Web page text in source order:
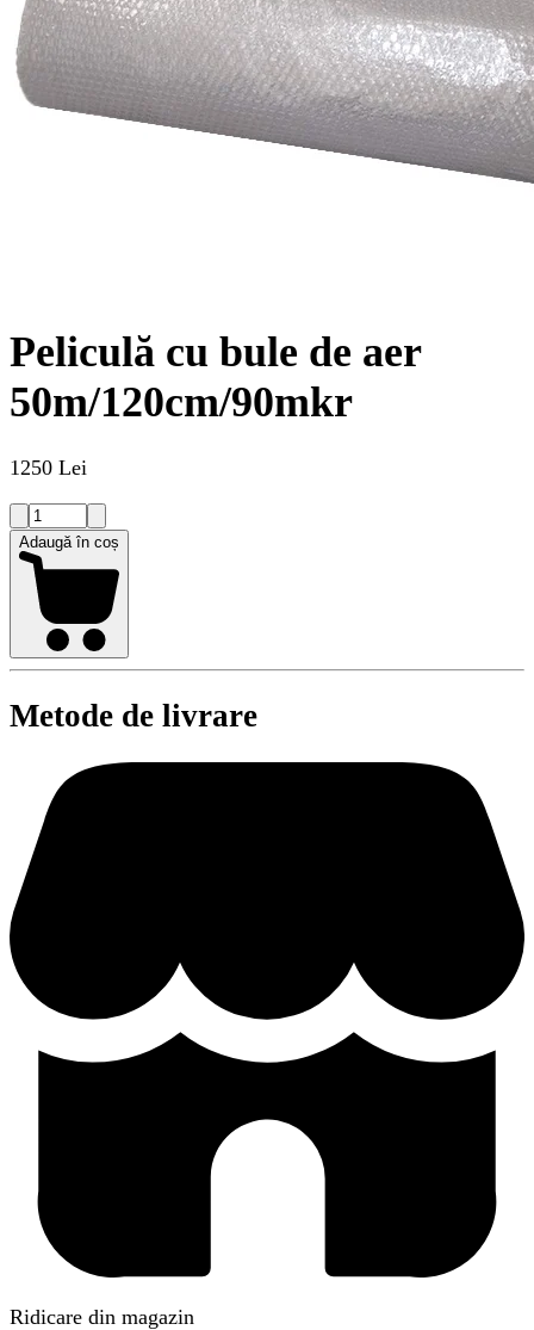
Peliculă cu bule de aer
50m/120cm/90mkr
1250 Lei
Adaugă în coș
Metode de livrare
Ridicare din magazin